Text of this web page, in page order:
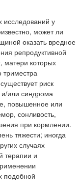
исследований у
может ли
оказать вредное
репродуктивной
матери которых
триместра
риск
и/или синдрома
повышенное или
сонливость,
при кормлении.
тяжести; иногда
случаях
терапии и
подобной